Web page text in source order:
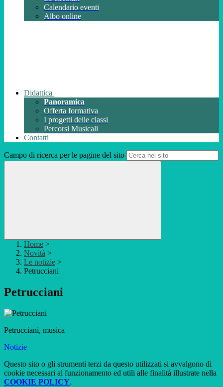
Calendario eventi
Albo online
Didattica
Panoramica
Offerta formativa
I progetti delle classi
Percorsi Musicali
Contatti
Campo di ricerca per le pagine del sito
Home >
Novità >
Le notizie >
Petrucciani
Petrucciani
Petrucciani, musica
Notizie
Questo sito o gli strumenti terzi da questo utilizzati si avvalgono di
cookie necessari al funzionamento ed utili alle finalità illustrate nella
COOKIE POLICY.